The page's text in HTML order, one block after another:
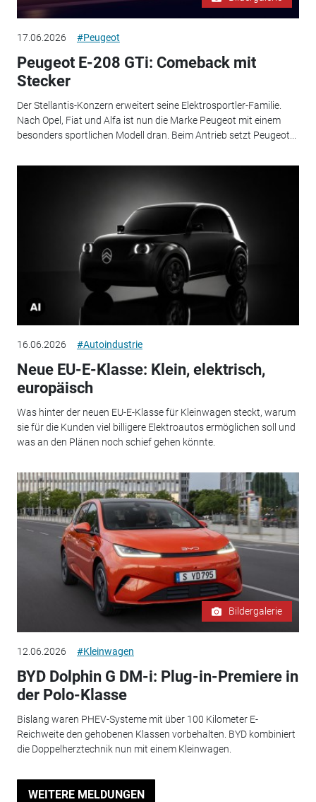
17.06.2026 #Peugeot
Peugeot E-208 GTi: Comeback mit
Stecker
Der Stellantis-Konzern erweitert seine Elektrosportler-Familie.
Nach Opel, Fiat und Alfa ist nun die Marke Peugeot mit einem
besonders sportlichen Modell dran. Beim Antrieb setzt Peugeot...
16.06.2026 #Autoindustrie
Neue EU-E-Klasse: Klein, elektrisch,
europäisch
Was hinter der neuen EU-E-Klasse für Kleinwagen steckt, warum
sie für die Kunden viel billigere Elektroautos ermöglichen soll und
was an den Plänen noch schief gehen könnte.
Bildergalerie
12.06.2026 #Kleinwagen
BYD Dolphin G DM-i: Plug-in-Premiere in
der Polo-Klasse
Bislang waren PHEV-Systeme mit über 100 Kilometer E-
Reichweite den gehobenen Klassen vorbehalten. BYD kombiniert
die Doppelherztechnik nun mit einem Kleinwagen.
WEITERE MELDUNGEN